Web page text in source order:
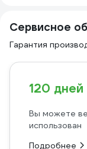
Сервисное
Гарантия
120
Вы можете
использован
Подробнее